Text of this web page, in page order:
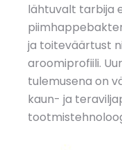
lähtuvalt tarbija
ja toiteväärtust
aroomiprofiili.
tulemusena on
kaun- ja